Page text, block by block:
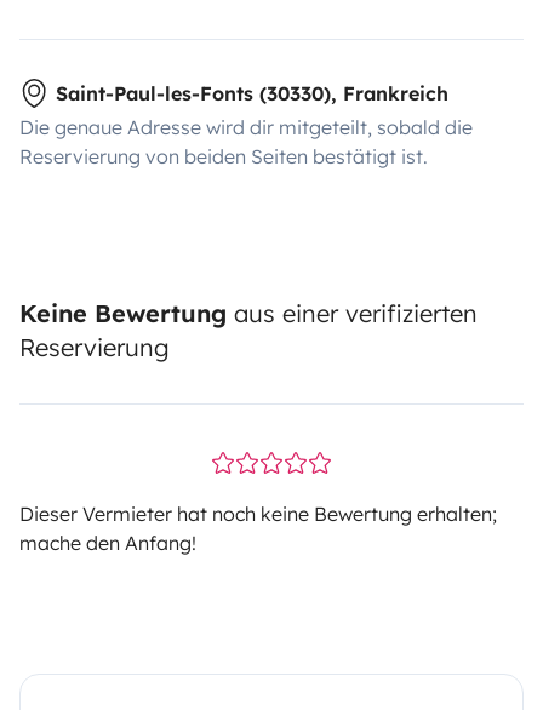
Saint-Paul-les-Fonts (30330), Frankreich
Die genaue Adresse wird dir mitgeteilt, sobald die
Reservierung von beiden Seiten bestätigt ist.
Keine Bewertung aus einer verifizierten
Reservierung
Dieser Vermieter hat noch keine Bewertung erhalten;
mache den Anfang!